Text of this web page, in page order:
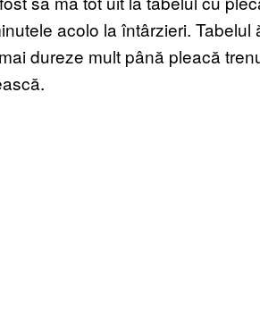
acolo la întârzieri. Tabelul
dureze mult până pleacă